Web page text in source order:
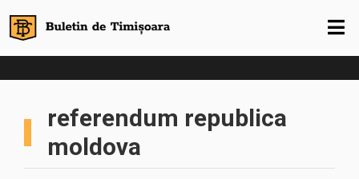
referendum republica
moldova